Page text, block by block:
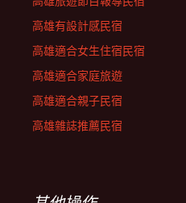
高雄有設計感民宿
高雄適合女生住宿民宿
高雄適合家庭旅遊
高雄適合親子民宿
高雄雜誌推薦民宿